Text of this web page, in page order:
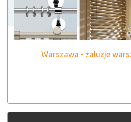
Warszawa - żaluzje